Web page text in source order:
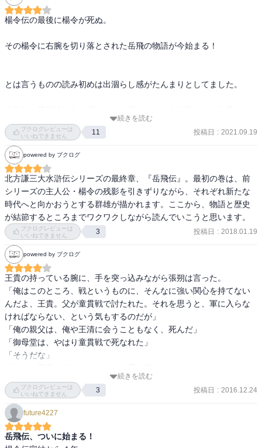
楊令伝の最後に楊令が死ぬ。
その楊令に右腕を切り落とされた岳飛の物語が今始まる！
とは言うものの読み初めは出涸らし感がたんまりとしてました。
体力の限界に一歩一歩近づいているのだなぁ感じるところがありま
す。
前作楊令伝の始まりでは色んなものに期待がありました。前々作の
水滸伝で童貫に滅ぼされた梁山泊を呼延灼や公孫勝、武松達が支え
楊令を統領に迎え建て直し打倒童貫という目標があった！
しかし、本作には何がある？何が残っている？という思いがあり暫
く時間を置いてしまいました。
本作を読んでみての感想は『暁光がある』という事です。
多くは語りません是非ご一読下さい！
続きを読む
ブクログレビューは
いいねできません
11 投稿日 : 2021.09.19
powered by ブクログ
北方謙三大水滸伝シリーズの最終章、『岳飛伝』。最初の巻は、前
シリーズの主人公・楊令の残影を引きずりながら、それぞれ新たな
時代へと向かおうとする群雄が描かれます。ここから、物語と歴史
が結節するところまでワクワクしながら読んでいこうと思います。
ブクログレビューは
いいねできません
3 投稿日 : 2018.01.19
powered by ブクログ
王貴の持っている腕に、手を突っ込みながら張朔は言った。
「俺はこのところ、戦というものに、そんなに強い関心を持てない
んだよ、王貴。父が童貫戦で討たれた。それを思うと、軍に入らな
ければならない、という気もするのだが」
「俺の親父は、俺や王清に会うこともなく、死んだ」
「御母堂は、やはり童貫戦で死なれた」
「そうだな」
「俺は、そんなことは考えない。その場所で、1番になる。俺は、ず
っとそうだったよ」
意地が悪いのか、性格が悪いのか、よくわからない時があった。い
つも1番というのなら、なんとなくわかる。
西域の旅でも、なにをやっても王貴は1番で、張朔はいつも駄目だっ
た。顧大嫂に、しばしば張り倒されたものだ。強烈な平手だが、し
続きを読む
ブクログレビューは
いいねできません
3 投稿日 : 2016.12.24
future4227
岳飛伝、ついに始まる！